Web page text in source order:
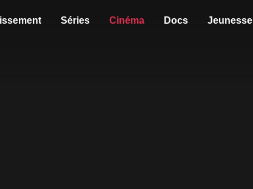
Séries Cinéma Docs Jeunesse